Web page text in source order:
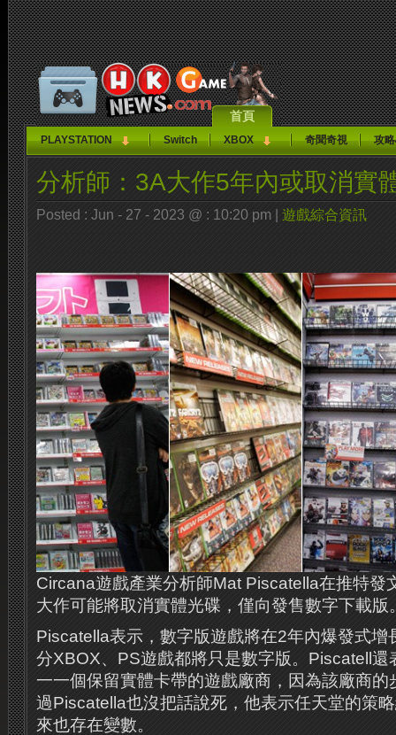
首頁
PLAYSTATION Switch XBOX 奇聞奇視 攻
分析師：3A大作5年內或取消實
Posted : Jun - 27 - 2023 @ : 10:20 pm | 遊戲綜合資訊
Circana遊戲產業分析師Mat Piscatella在推特發
大作可能將取消實體光碟，僅向發售數字下載版
Piscatella表示，數字版遊戲將在2年內爆發式增
分XBOX、PS遊戲都將只是數字版。Piscatell還
一一個保留實體卡帶的遊戲廠商，因為該廠商的
過Piscatella也沒把話說死，他表示任天堂的策
來也存在變數。